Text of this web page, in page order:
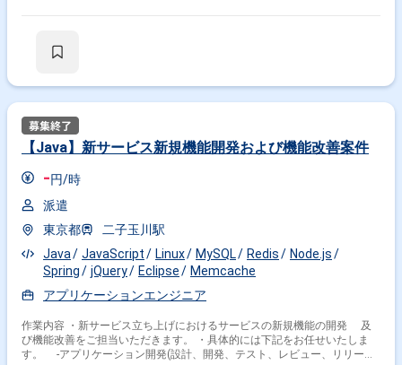
【Java】新サービス新規機能開発および機能改善案件
-円/時
派遣
東京都
二子玉川駅
Java
JavaScript Linux MySQL Redis
Node.js
Spring
jQuery Eclipse
Memcache
アプリケーションエンジニア
作業内容 ・新サービス立ち上げにおけるサービスの新規機能の開発 及
び機能改善をご担当いただきます。 ・具体的には下記をお任せいたしま
す。 -アプリケーション開発(設計、開発、テスト、レビュー、リリース)